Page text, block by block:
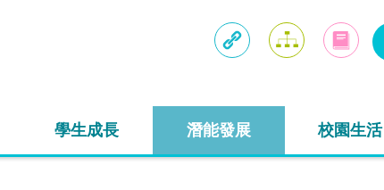
連結 入學申請
學生成長 潛能發展 校園生活